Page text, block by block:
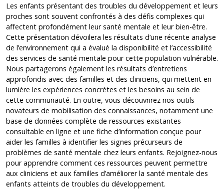
Les enfants présentant des troubles du développement et leurs
proches sont souvent confrontés à des défis complexes qui
affectent profondément leur santé mentale et leur bien-être.
Cette présentation dévoilera les résultats d’une récente analyse
de l’environnement qui a évalué la disponibilité et l’accessibilité
des services de santé mentale pour cette population vulnérable.
Nous partagerons également les résultats d’entretiens
approfondis avec des familles et des cliniciens, qui mettent en
lumière les expériences concrètes et les besoins au sein de
cette communauté. En outre, vous découvrirez nos outils
novateurs de mobilisation des connaissances, notamment une
base de données complète de ressources existantes
consultable en ligne et une fiche d’information conçue pour
aider les familles à identifier les signes précurseurs de
problèmes de santé mentale chez leurs enfants. Rejoignez-nous
pour apprendre comment ces ressources peuvent permettre
aux cliniciens et aux familles d’améliorer la santé mentale des
enfants atteints de troubles du développement.